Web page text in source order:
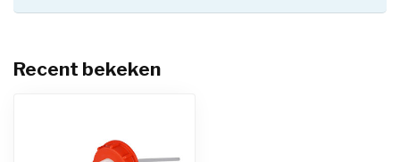
Recent bekeken